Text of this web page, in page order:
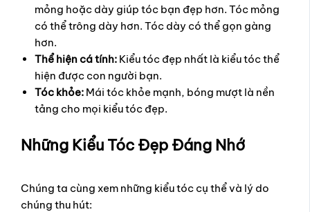
mỏng hoặc dày giúp tóc bạn đẹp hơn. Tóc mỏng
có thể trông dày hơn. Tóc dày có thể gọn gàng
hơn.
Thể hiện cá tính: Kiểu tóc đẹp nhất là kiểu tóc thể
hiện được con người bạn.
Tóc khỏe: Mái tóc khỏe mạnh, bóng mượt là nền
tảng cho mọi kiểu tóc đẹp.
Những Kiểu Tóc Đẹp Đáng Nhớ
Chúng ta cùng xem những kiểu tóc cụ thể và lý do
chúng thu hút: